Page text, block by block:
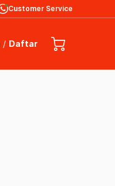
Customer Service
/ Daftar